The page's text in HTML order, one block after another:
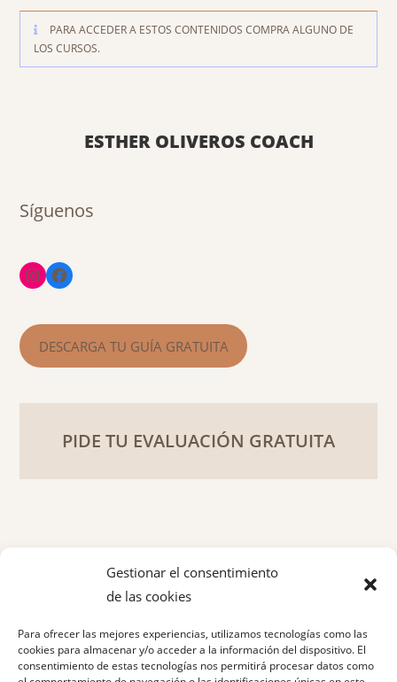
Gestionar el consentimiento
de las cookies
Para ofrecer las mejores experiencias, utilizamos tecnologías como las
cookies para almacenar y/o acceder a la información del dispositivo. El
consentimiento de estas tecnologías nos permitirá procesar datos como
PARA ACCEDER A ESTOS CONTENIDOS COMPRA ALGUNO DE
LOS CURSOS.
ESTHER OLIVEROS COACH
Síguenos
DESCARGA TU GUÍA GRATUITA
PIDE TU EVALUACIÓN GRATUITA
Política de privacidad
Aviso legal